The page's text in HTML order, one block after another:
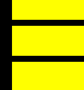
©